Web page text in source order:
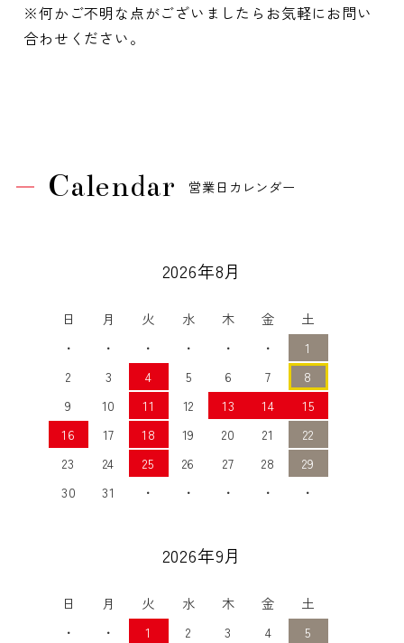
※何かご不明な点がございましたらお気軽にお問い
合わせください。
Calendar 営業日カレンダー
2026年8月
日 月 火 水 木 金
土
・
・ ・ ・ ・ ・
1
2
3 4 5 6 7
8
9
10 11 12 13 14
15
16
17 18 19 20 21
22
23
24 25 26 27 28
29
30
31 ・ ・ ・ ・ ・
2026年9月
日 月 火 水 木 金
土
・
・ 1 2 3 4
5